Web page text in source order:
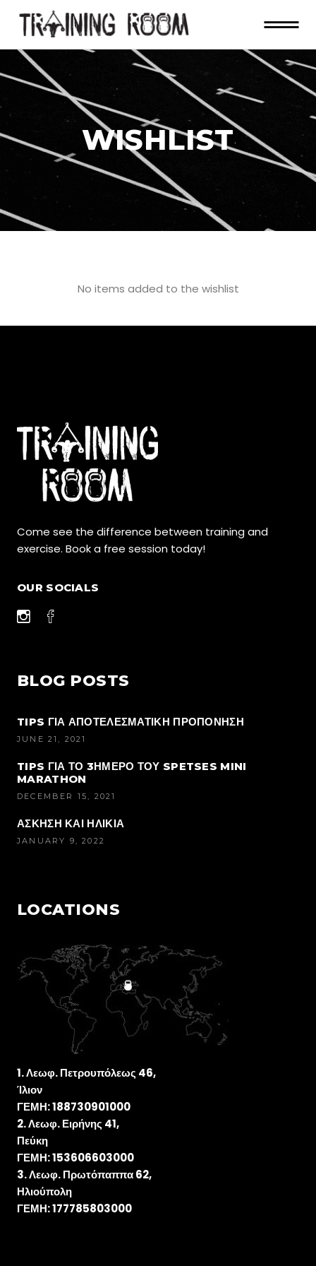
WISHLIST
No items added to the wishlist
Come see the difference between training and
exercise. Book a free session today!
OUR SOCIALS
BLOG POSTS
TIPS ΓΙΑ ΑΠΟΤΕΛΕΣΜΑΤΙΚΗ ΠΡΟΠΟΝΗΣΗ
JUNE 21, 2021
TIPS ΓΙΑ ΤΟ 3ΗΜΕΡΟ ΤΟΥ SPETSES MINI
MARATHON
DECEMBER 15, 2021
ΑΣΚΗΣΗ ΚΑΙ ΗΛΙΚΙΑ
JANUARY 9, 2022
LOCATIONS
Λεωφ. Πετρουπόλεως 46,
Ίλιον
ΓΕΜΗ: 188730901000
Λεωφ. Ειρήνης 41,
Πεύκη
ΓΕΜΗ: 153606603000
Λεωφ. Πρωτόπαππα 62,
Ηλιούπολη
ΓΕΜΗ: 177785803000